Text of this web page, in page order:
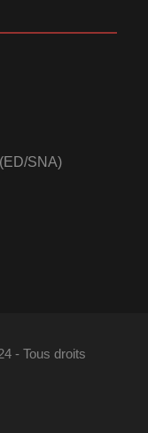
SNA)
- Tous droits